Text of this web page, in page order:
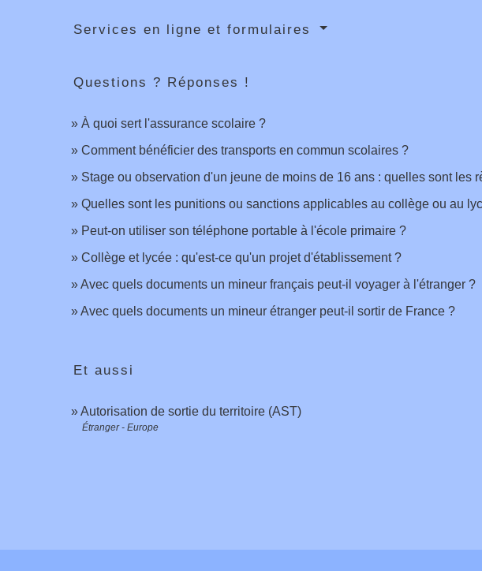
Services en ligne et formulaires
Questions ? Réponses !
À quoi sert l'assurance scolaire ?
Comment bénéficier des transports en commun scolaires ?
Stage ou observation d'un jeune de moins de 16 ans : quelles sont les
Quelles sont les punitions ou sanctions applicables au collège ou au
Peut-on utiliser son téléphone portable à l'école primaire ?
Collège et lycée : qu'est-ce qu'un projet d'établissement ?
Avec quels documents un mineur français peut-il voyager à l'étranger ?
Avec quels documents un mineur étranger peut-il sortir de France ?
Et aussi
Autorisation de sortie du territoire (AST)
Étranger - Europe